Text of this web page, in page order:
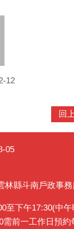
12
回
05
林縣斗南戶政事
至下午17:30(中
需前一工作日預